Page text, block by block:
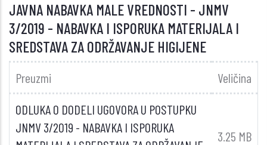
JAVNA NABAVKA MALE VREDNOSTI - JNMV
3/2019 - NABAVKA I ISPORUKA MATERIJALA I
SREDSTAVA ZA ODRŽAVANJE HIGIJENE
Preuzmi Veličina
ODLUKA O DODELI UGOVORA U POSTUPKU
JNMV 3/2019 - NABAVKA I ISPORUKA
3.25 MB